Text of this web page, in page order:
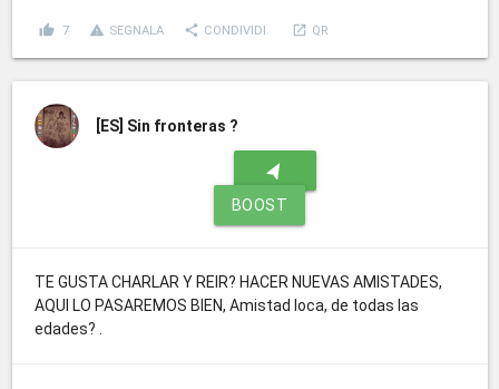
thumb_up 7 report_problem SEGNALA share CONDIVIDI launch QR
[ES] Sin fronteras ?
navigation
BOOST
TE GUSTA CHARLAR Y REIR? HACER NUEVAS AMISTADES,
AQUI LO PASAREMOS BIEN, Amistad loca, de todas las
edades? .